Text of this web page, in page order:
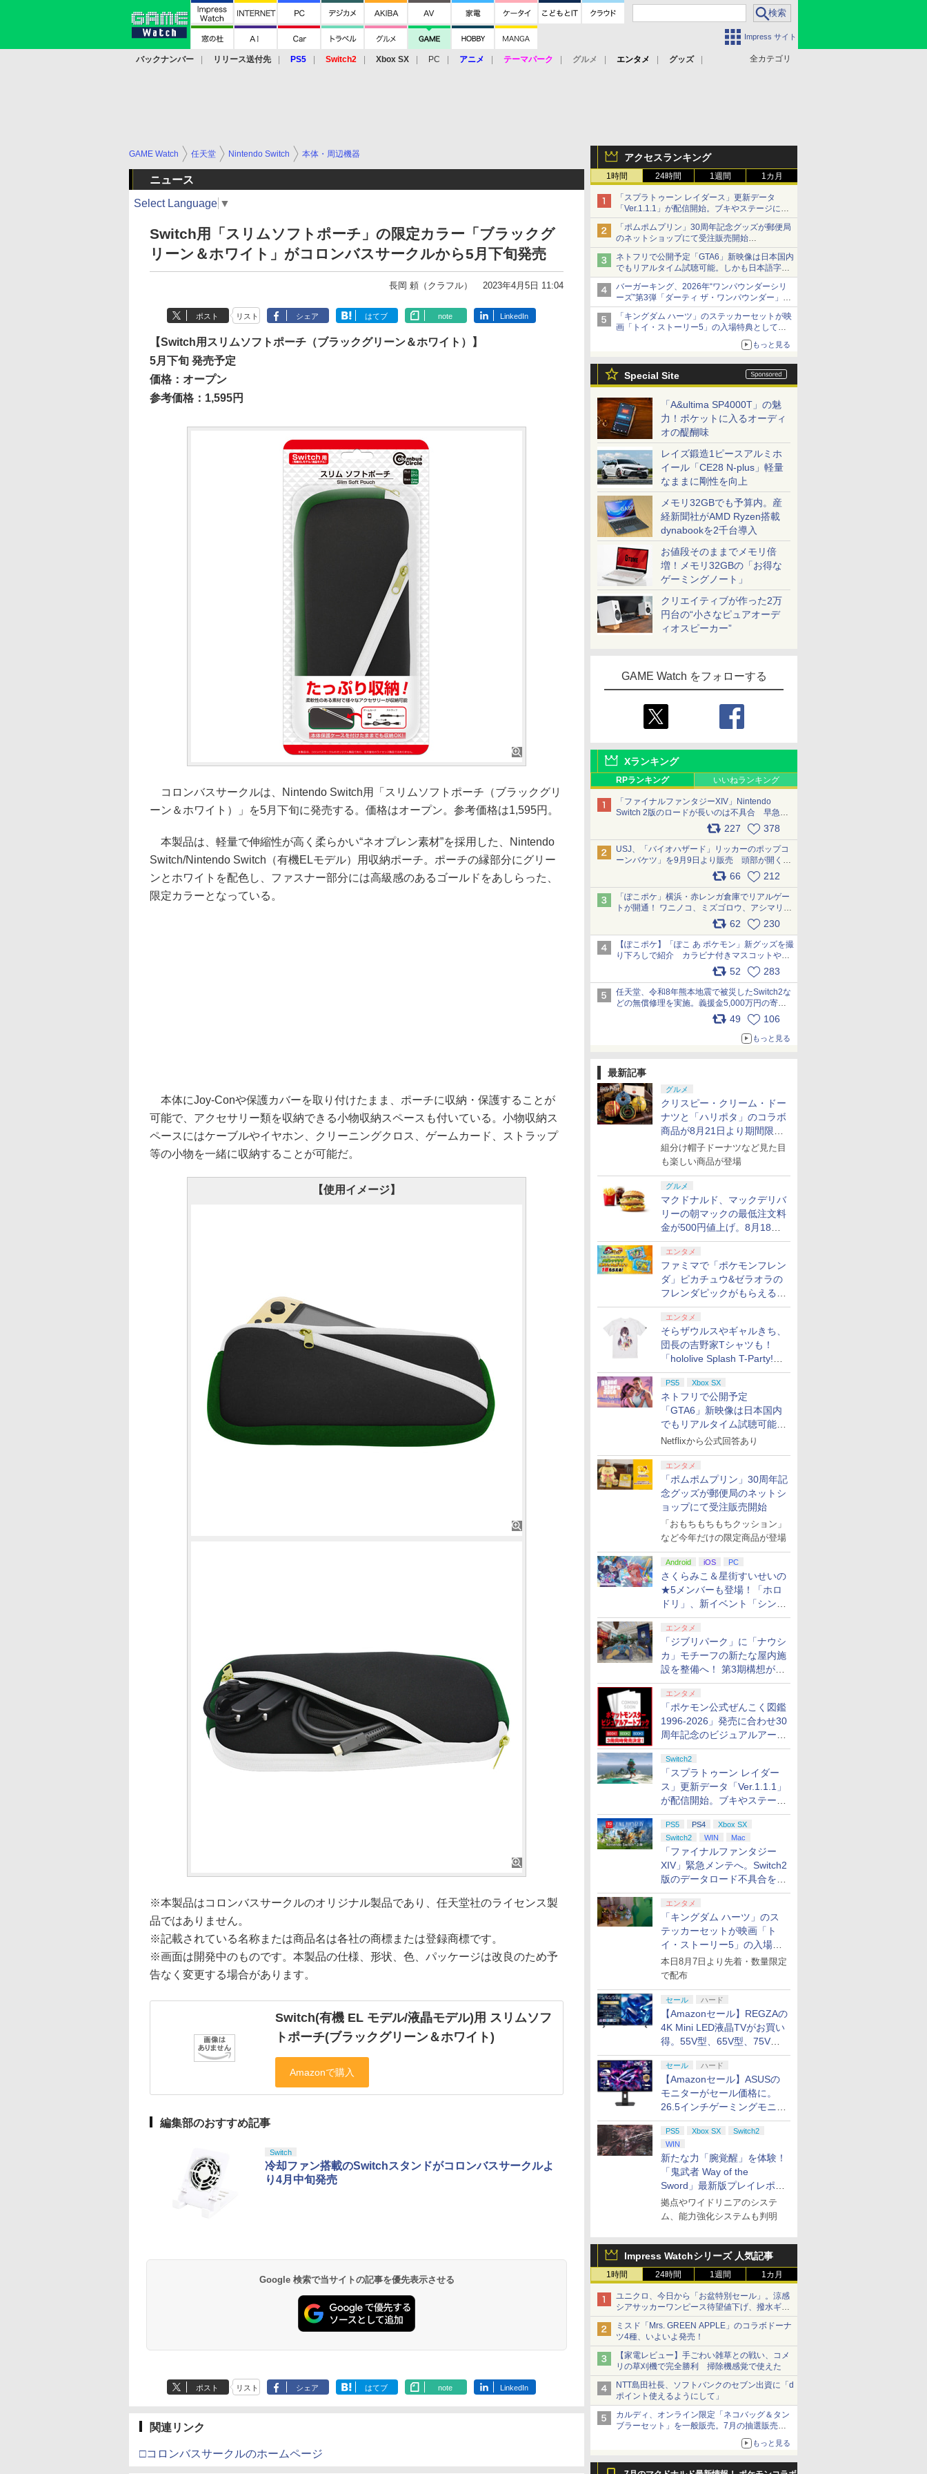
Impress サイト
全カテゴリ
バックナンバー リリース送付先 PS5 Switch2 Xbox SX PC アニメ テーマパーク グルメ エンタメ
グッズ
アクセスランキング
1時間 24時間 1週間 1カ月
「スプラトゥーン レイダース」更新データ
「Ver.1.1.1」が配信開始。ブキやステージに関
する不具合を修正
「ポムポムプリン」30周年記念グッズが郵便局
のネットショップにて受注販売開始
「おもちもちもちクッション」など今年だけの
限定商品が登場
ネトフリで公開予定「GTA6」新映像は日本国内
でもリアルタイム試聴可能。しかも日本語字幕
付き
Netflixから公式回答あり
バーガーキング、2026年“ワンパウンダーシリ
ーズ”第3弾「ダーティ ザ・ワンパウンダー」を
8月7日発売
「特製ガーリックマヨソース」を使用した超大
型チーズバーガー
「キングダム ハーツ」のステッカーセットが映
画「トイ・ストーリー5」の入場特典として配
本日8月7日より先着・数量限定で配布
もっと見る
Special Site
「A&ultima SP4000T」の魅
力！ポケットに入るオーディ
オの醍醐味
レイズ鍛造1ピースアルミホ
イール「CE28 N-plus」軽量
なままに剛性を向上
メモリ32GBでも予算内。産
経新聞社がAMD Ryzen搭載
dynabookを2千台導入
お値段そのままでメモリ倍
増！メモリ32GBの「お得な
ゲーミングノート」
クリエイティブが作った2万
円台の“小さなピュアオーデ
ィオスピーカー”
GAME Watch をフォローする
Xランキング
RPランキング いいねランキング
「ファイナルファンタジーXIV」Nintendo
Switch 2版のロードが長いのは不具合 早急に
アップデートできるよう対応中227 378
USJ、「バイオハザード」リッカーのポップコ
ーンバケツ」を9月9日より販売 頭部が開く仕
組み。味は恐怖を堪のう「味噌フレーバー」
66 212
「ぽこポケ」横浜・赤レンガ倉庫でリアルゲー
トが開通！ ワニノコ、ミズゴロウ、アシマリ登
場シーンをレポート pic.x.com/LDgEByVl6D
62 230
【ぽこポケ】「ぽこ あ ポケモン」新グッズを撮
り下ろしで紹介 カラビナ付きマスコットやス
52 283
任天堂、令和8年熊本地震で被災したSwitch2な
どの無償修理を実施。義援金5,000万円の寄付
も発表 pic.x.com/BAYsMfUfUC
49 106
もっと見る
最新記事
グルメ
クリスピー・クリーム・ドー
ナツと「ハリポタ」のコラボ
商品が8月21日より期間限定
で発売
組分け帽子ドーナツなど見た目
も楽しい商品が登場
グルメ
マクドナルド、マックデリバ
リーの朝マックの最低注文料
金が500円値上げ。8月18日
より1,500円から受付
エンタメ
ファミマで「ポケモンフレン
ダ」ピカチュウ&ゼラオラの
フレンダピックがもらえるキ
ャンペーン開催！
エンタメ
そらザウルスやギャルきち、
団長の吉野家Tシャツも！
「hololive Splash T-Party!」
全Tシャツラインナップ公開
＆オンライン販売開始
PS5 Xbox SX
ネトフリで公開予定
「GTA6」新映像は日本国内
でもリアルタイム試聴可能。
しかも日本語字幕付き
Netflixから公式回答あり
エンタメ
「ポムポムプリン」30周年記
念グッズが郵便局のネットシ
ョップにて受注販売開始
「おもちもちもちクッション」
など今年だけの限定商品が登場
Android iOS PC
さくらみこ＆星街すいせいの
★5メンバーも登場！「ホロ
ドリ」、新イベント「シンク
ロする夏のスパークル」がス
タート
エンタメ
「ジブリパーク」に「ナウシ
カ」モチーフの新たな屋内施
設を整備へ！ 第3期構想が公
開
エンタメ
「ポケモン公式ぜんこく図鑑
1996-2026」発売に合わせ30
周年記念のビジュアルアート
ブック3冊同時発売が決定
Switch2
「スプラトゥーン レイダー
ス」更新データ「Ver.1.1.1」
が配信開始。ブキやステージ
に関する不具合を修正
PS5 PS4
Xbox SX
Switch2
WIN Mac
「ファイナルファンタジー
XIV」緊急メンテへ。Switch2
版のデータロード不具合を最
適化
エンタメ
「キングダム ハーツ」のス
テッカーセットが映画「ト
イ・ストーリー5」の入場特
典として配布決定！
本日8月7日より先着・数量限定
で配布
セール ハード
【Amazonセール】REGZAの
4K Mini LED液晶TVがお買い
得。55V型、65V型、75V型
の2026年モデルがラインナ
ップ
セール ハード
【Amazonセール】ASUSの
モニターがセール価格に。
26.5インチゲーミングモニタ
ー「ROG Strix OLED
XG27ACDMS」限定モデルも
お買い得
PS5 Xbox SX
Switch2
WIN
新たな力「腕覚醒」を体験！
「鬼武者 Way of the
Sword」最新版プレイレポー
ト
拠点やワイドリニアのシステ
ム、能力強化システムも判明
Impress Watchシリーズ 人気記事
1時間 24時間 1週間 1カ月
ユニクロ、今日から「お盆特別セール」。涼感
シアサッカーワンピース待望値下げ、撥水ギア
ショーツは1990円に
ミスド「Mrs. GREEN APPLE」のコラボドーナ
ツ4種、いよいよ発売！
【家電レビュー】手ごわい雑草との戦い、コメ
リの草刈機で完全勝利 掃除機感覚で使えた
NTT島田社長、ソフトバンクのセブン出資に「d
ポイント使えるようにして」
カルディ、オンライン限定「ネコバッグ＆タン
ブラーセット」を一般販売。7月の抽選販売の
もっと見る
GAME Watch 任天堂 Nintendo Switch 本体・周辺機器
ニュース
Select Language ▼
Switch用「スリムソフトポーチ」の限定カラー「ブラックグ
リーン＆ホワイト」がコロンバスサークルから5月下旬発売
長岡 頼（クラフル） 2023年4月5日 11:04
ポスト リスト シェア はてブ note LinkedIn
【Switch用スリムソフトポーチ（ブラックグリーン＆ホワイト）】
5月下旬 発売予定
価格：オープン
参考価格：1,595円
コロンバスサークルは、Nintendo Switch用「スリムソフトポーチ（ブラックグリ
ーン＆ホワイト）」を5月下旬に発売する。価格はオープン。参考価格は1,595円。
本製品は、軽量で伸縮性が高く柔らかい“ネオプレン素材”を採用した、Nintendo
Switch/Nintendo Switch（有機ELモデル）用収納ポーチ。ポーチの縁部分にグリー
ンとホワイトを配色し、ファスナー部分には高級感のあるゴールドをあしらった、
限定カラーとなっている。
本体にJoy-Conや保護カバーを取り付けたまま、ポーチに収納・保護することが
可能で、アクセサリー類を収納できる小物収納スペースも付いている。小物収納ス
ペースにはケーブルやイヤホン、クリーニングクロス、ゲームカード、ストラップ
等の小物を一緒に収納することが可能だ。
【使用イメージ】
※本製品はコロンバスサークルのオリジナル製品であり、任天堂社のライセンス製
品ではありません。
※記載されている名称または商品名は各社の商標または登録商標です。
※画面は開発中のものです。本製品の仕様、形状、色、パッケージは改良のため予
告なく変更する場合があります。
Switch(有機 EL モデル/液晶モデル)用 スリムソフ
トポーチ(ブラックグリーン＆ホワイト)
編集部のおすすめ記事
Switch
冷却ファン搭載のSwitchスタンドがコロンバスサークルよ
り4月中旬発売
Google 検索で当サイトの記事を優先表示させる
ポスト リスト シェア はてブ note LinkedIn
関連リンク
□コロンバスサークルのホームページ